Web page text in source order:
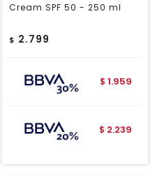
Cream SPF 50 - 250 ml
$ 2.799
$ 1.959
$ 2.239